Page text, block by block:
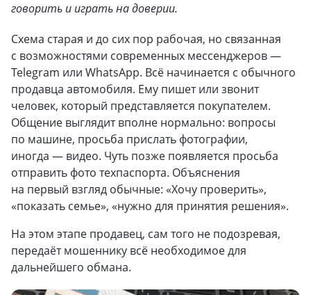
говорить и играть на доверии.
Схема старая и до сих пор рабочая, но связанная
с возможностями современных мессенджеров —
Telegram или WhatsApp. Всё начинается с обычного
продавца автомобиля. Ему пишет или звонит
человек, который представляется покупателем.
Общение выглядит вполне нормально: вопросы
по машине, просьба прислать фотографии,
иногда — видео. Чуть позже появляется просьба
отправить фото техпаспорта. Объяснения
на первый взгляд обычные: «Хочу проверить»,
«показать семье», «нужно для принятия решения».
На этом этапе продавец, сам того не подозревая,
передаёт мошеннику всё необходимое для
дальнейшего обмана.